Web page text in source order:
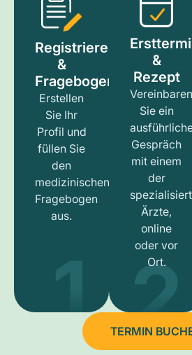
Registrieren
&
Fragebogen
Erstellen
Sie Ihr
Profil und
füllen Sie
den
medizinischen
Fragebogen
aus.
1
&
Rezept
Vereinbaren
Sie ein
Gespräch
mit einem
der
Ärzte,
online
oder vor
Ort.
2
TERMIN